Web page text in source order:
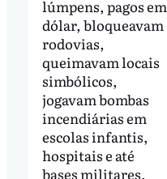
lúmpens, pagos em
dólar, bloqueavam
rodovias,
queimavam locais
simbólicos,
jogavam bombas
incendiárias em
escolas infantis,
hospitais e até
bases militares,